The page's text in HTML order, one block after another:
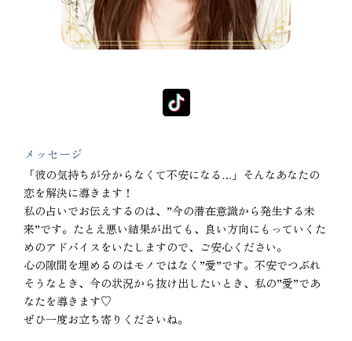
メッセージ
「彼の気持ちが分からなくて不安になる…」そんなあなたの
恋を解決に導きます！
私の占いでお伝えするのは、”今の潜在意識から発生する未
来”です。たとえ悪い結果が出ても、良い方向にもっていくた
めのアドバイスをいたしますので、ご安心ください。
心の隙間を埋めるのはモノではなく”愛”です。不安でつぶれ
そうなとき、今の状況から抜け出したいとき、私の”愛”であ
なたを導きます♡
ぜひ一度お立ち寄りくださいね。